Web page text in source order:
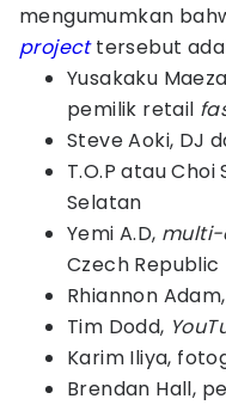
mengumumkan
projecttersebut
Yusakaku
pemilik retail
Steve Aoki, DJ
T.O.P atau Choi
Selatan
Yemi A.D,
Czech Republic
Rhiannon
Tim Dodd,
Karim Iliya,
Brendan Hall,